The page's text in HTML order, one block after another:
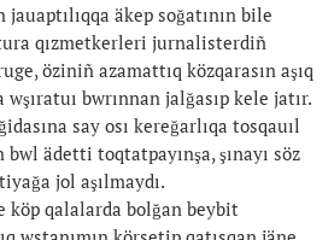
äkep soğatının bile
qızmetkerleri jurnalisterdiñ
öziniñ azamattıq közqarasın aşıq
bwrınnan jalğasıp kele jatır.
say osı kereğarlıqa tosqauıl
bwl ädetti toqtatpayınşa, şınayı söz
jol aşılmaydı.
köp qalalarda bolğan beybit